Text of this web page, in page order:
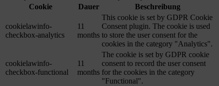
Cookie
Dauer Beschreibung
cookielawinfo-
checkbox-analytics
11
months
This cookie is set by GDPR Cookie
Consent plugin. The cookie is used
to store the user consent for the
cookies in the category "Analytics".
cookielawinfo-
checkbox-functional
11
months
The cookie is set by GDPR cookie
consent to record the user consent
for the cookies in the category
"Functional".